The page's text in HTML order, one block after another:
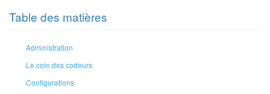
Table des matières
Administration
Le coin des codeurs
Configurations